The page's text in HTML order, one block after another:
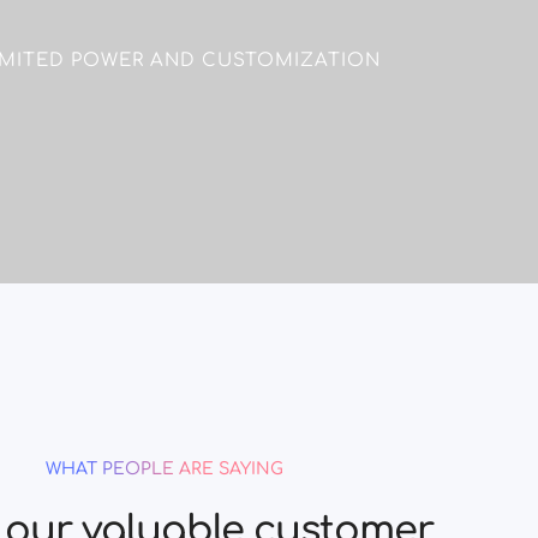
POWER AND CUSTOMIZATION
WHAT PEOPLE ARE SAYING